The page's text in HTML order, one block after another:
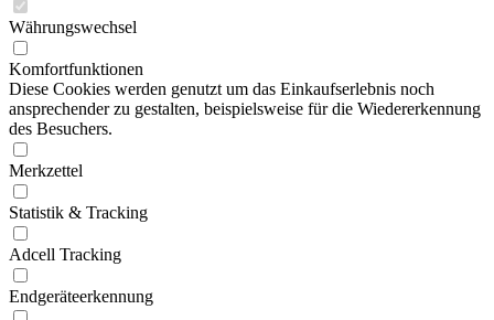
Währungswechsel
Komfortfunktionen
Diese Cookies werden genutzt um das Einkaufserlebnis noch
ansprechender zu gestalten, beispielsweise für die Wiedererkennung
des Besuchers.
Merkzettel
Statistik & Tracking
Adcell Tracking
Endgeräteerkennung